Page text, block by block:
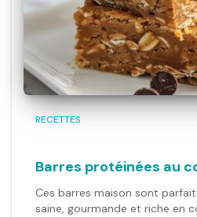
RECETTES
Barres protéinées au
Ces barres maison sont
saine, gourmande et riche en